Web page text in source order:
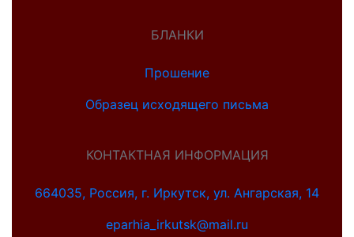
БЛАНКИ
Прошение
Образец исходящего письма
КОНТАКТНАЯ ИНФОРМАЦИЯ
664035, Россия, г. Иркутск, ул. Ангарская, 14
eparhia_irkutsk@mail.ru